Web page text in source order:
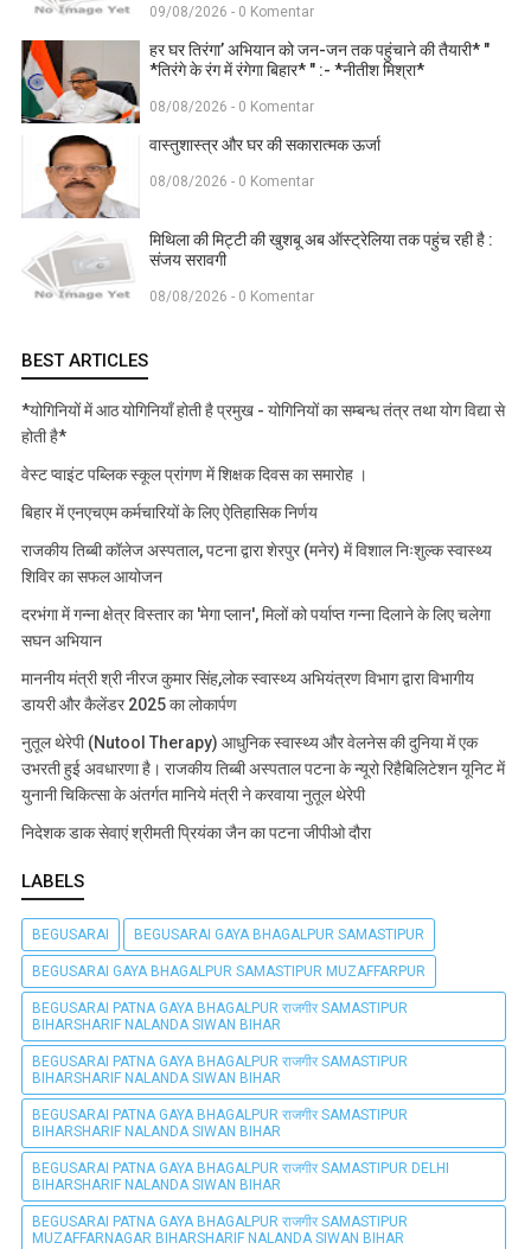
09/08/2026 - 0 Komentar
हर घर तिरंगा’ अभियान को जन-जन तक पहुंचाने की तैयारी* "
*तिरंगे के रंग में रंगेगा बिहार* " :- *नीतीश मिश्रा*
08/08/2026 - 0 Komentar
वास्तुशास्त्र और घर की सकारात्मक ऊर्जा
08/08/2026 - 0 Komentar
मिथिला की मिट्टी की खुशबू अब ऑस्ट्रेलिया तक पहुंच रही है :
संजय सरावगी
08/08/2026 - 0 Komentar
BEST ARTICLES
*योगिनियों में आठ योगिनियाँ होती है प्रमुख - योगिनियों का सम्बन्ध तंत्र तथा योग विद्या से
होती है*
वेस्ट प्वाइंट पब्लिक स्कूल प्रांगण में शिक्षक दिवस का समारोह ।
बिहार में एनएचएम कर्मचारियों के लिए ऐतिहासिक निर्णय
राजकीय तिब्बी कॉलेज अस्पताल, पटना द्वारा शेरपुर (मनेर) में विशाल निःशुल्क स्वास्थ्य
शिविर का सफल आयोजन
दरभंगा में गन्ना क्षेत्र विस्तार का 'मेगा प्लान', मिलों को पर्याप्त गन्ना दिलाने के लिए चलेगा
सघन अभियान
माननीय मंत्री श्री नीरज कुमार सिंह,लोक स्वास्थ्य अभियंत्रण विभाग द्वारा विभागीय
डायरी और कैलेंडर 2025 का लोकार्पण
नुतूल थेरेपी (Nutool Therapy) आधुनिक स्वास्थ्य और वेलनेस की दुनिया में एक
उभरती हुई अवधारणा है। राजकीय तिब्बी अस्पताल पटना के न्यूरो रिहैबिलिटेशन यूनिट में
युनानी चिकित्सा के अंतर्गत मानिये मंत्री ने करवाया नुतूल थेरेपी
निदेशक डाक सेवाएं श्रीमती प्रियंका जैन का पटना जीपीओ दौरा
LABELS
BEGUSARAI BEGUSARAI GAYA BHAGALPUR SAMASTIPUR
BEGUSARAI GAYA BHAGALPUR SAMASTIPUR MUZAFFARPUR
BEGUSARAI PATNA GAYA BHAGALPUR राजगीर SAMASTIPUR
BIHARSHARIF NALANDA SIWAN BIHAR
BEGUSARAI PATNA GAYA BHAGALPUR राजगीर SAMASTIPUR
BIHARSHARIF NALANDA SIWAN BIHAR
BEGUSARAI PATNA GAYA BHAGALPUR राजगीर SAMASTIPUR
BIHARSHARIF NALANDA SIWAN BIHAR
BEGUSARAI PATNA GAYA BHAGALPUR राजगीर SAMASTIPUR DELHI
BIHARSHARIF NALANDA SIWAN BIHAR
BEGUSARAI PATNA GAYA BHAGALPUR राजगीर SAMASTIPUR
MUZAFFARNAGAR BIHARSHARIF NALANDA SIWAN BIHAR